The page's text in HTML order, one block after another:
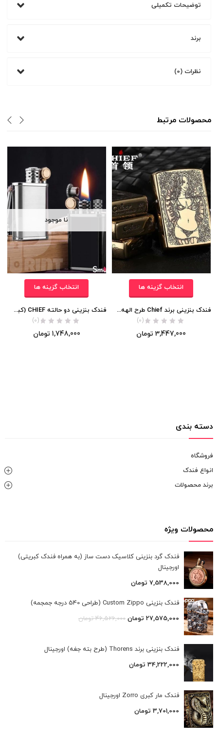
توضیحات تکمیلی
برند
نظرات (0)
محصولات مرتبط
انتخاب گزینه ها
فندک بنزینی برند Chief طرح الهه یونان اورجینال
(0)
3,447,000 تومان
نا موجود
انتخاب گزینه ها
فندک بنزینی دو حالته CHIEF (کبریتی) اورجینال
(0)
1,748,000 تومان
دسته بندی
فروشگاه
انواع فندک
برند محصولات
محصولات ویژه
فندک گرد بنزینی کلاسیک دست ساز (به همراه فندک کبریتی)
اورجینال
7,538,000 تومان
فندک بنزینی Custom Zippo (طراحی 540 درجه جمجمه)
27,575,000 تومان 46,526,000 تومان
فندک بنزینی برند Thorens (طرح بته جغه) اورجینال
34,222,000 تومان
فندک مار کبری Zorro اورجینال
3,701,000 تومان